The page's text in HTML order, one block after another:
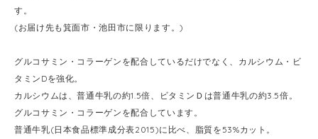
す。
(お届け先も箕面市・池田市に限ります。)
グルコサミン・コラーゲンを配合しているだけでなく、カルシウム・ビ
タミンDを強化。
カルシウムは、普通牛乳の約1.5倍、ビタミンＤは普通牛乳の約3.5倍。
グルコサミン・コラーゲンを配合しています。
普通牛乳(日本食品標準成分表2015)に比べ、脂質を53%カット。